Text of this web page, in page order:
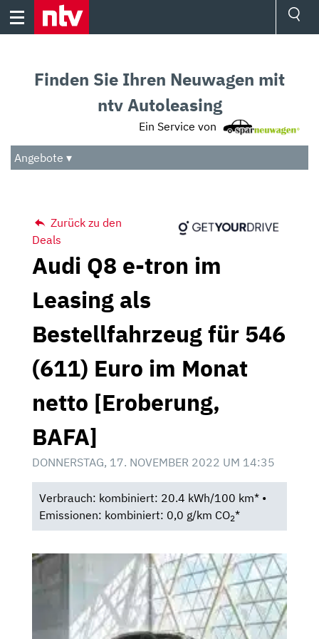
Skip
Audio
Das Beste
Finden Sie Ihren Neuwagen mit
ntv Autoleasing
Ein Service von
Angebote ▾
Zurück zu den
Deals
Audi Q8 e-tron im
Leasing als
Bestellfahrzeug für 546
(611) Euro im Monat
netto [Eroberung,
BAFA]
DONNERSTAG, 17. NOVEMBER 2022 UM 14:35
Verbrauch: kombiniert: 20.4 kWh/100 km* •
Emissionen: kombiniert: 0,0 g/km CO2*